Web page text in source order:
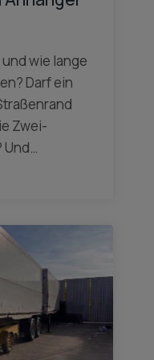
wie lange
Darf ein
Zwei-
Und…